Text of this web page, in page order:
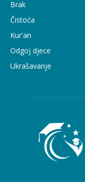
Brak
Čistoća
Kur'an
Odgoj djece
Ukrašavanje